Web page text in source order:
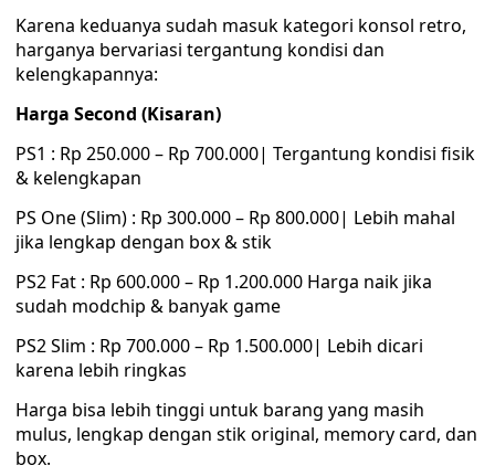
Karena keduanya sudah masuk kategori konsol retro,
harganya bervariasi tergantung kondisi dan
kelengkapannya:
Harga Second (Kisaran)
PS1 : Rp 250.000 – Rp 700.000| Tergantung kondisi fisik
& kelengkapan
PS One (Slim) : Rp 300.000 – Rp 800.000| Lebih mahal
jika lengkap dengan box & stik
PS2 Fat : Rp 600.000 – Rp 1.200.000 Harga naik jika
sudah modchip & banyak game
PS2 Slim : Rp 700.000 – Rp 1.500.000| Lebih dicari
karena lebih ringkas
Harga bisa lebih tinggi untuk barang yang masih
mulus, lengkap dengan stik original, memory card, dan
box.